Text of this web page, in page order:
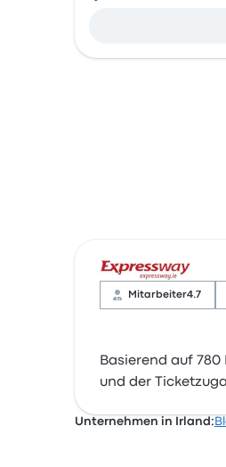
Mitarbeiter4.7
Basierend auf
und der
Unternehmen in Irland: